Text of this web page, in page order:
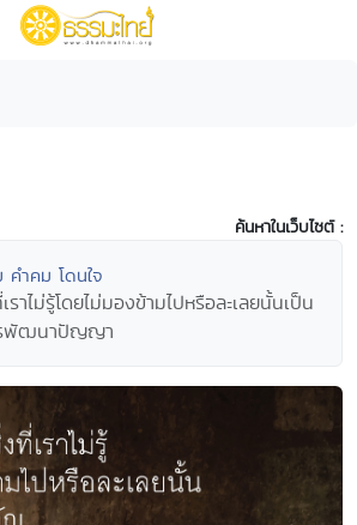
ค้นหาในเว็บไซต์ :
คำคม โดนใจ
ราไม่รู้โดยไม่มองข้ามไปหรือละเลยนั้นเป็น
พัฒนาปัญญา